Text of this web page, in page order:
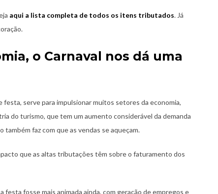
aqui a lista completa de todos os itens tributados. Já
o Carnaval nos dá uma
festa, serve para impulsionar muitos setores da economia,
do turismo, que tem um aumento considerável da demanda
também faz com que as vendas se aqueçam.
que as altas tributações têm sobre o faturamento dos
fosse mais animada ainda, com geração de empregos e